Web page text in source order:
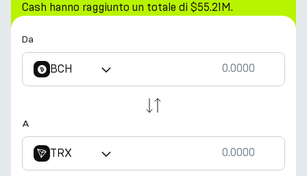
Cash hanno raggiunto un totale di $55.21M.
Da
BCH
A
TRX